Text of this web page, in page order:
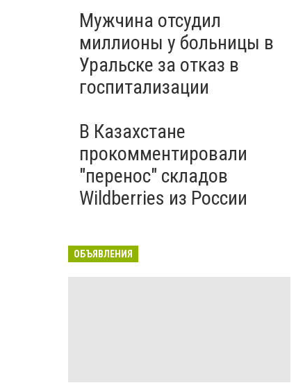
Мужчина отсудил
миллионы у больницы в
Уральске за отказ в
госпитализации
В Казахстане
прокомментировали
"перенос" складов
Wildberries из России
ОБЪЯВЛЕНИЯ